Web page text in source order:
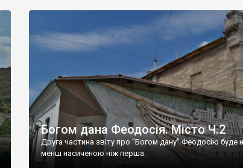
Богом дана Феодосія. Місто Ч.2
Друга частина звіту про "Богом дану" Феодосію буде
менш насиченою ніж перша.